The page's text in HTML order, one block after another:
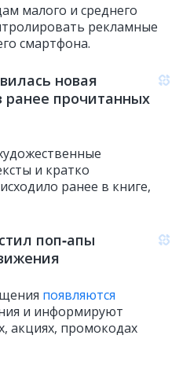
малого и среднего
рекламные
смартфона.
новая
прочитанных
и кратко
ранее в книге,
поп‑апы
появляются
и информируют
акциях, промокодах